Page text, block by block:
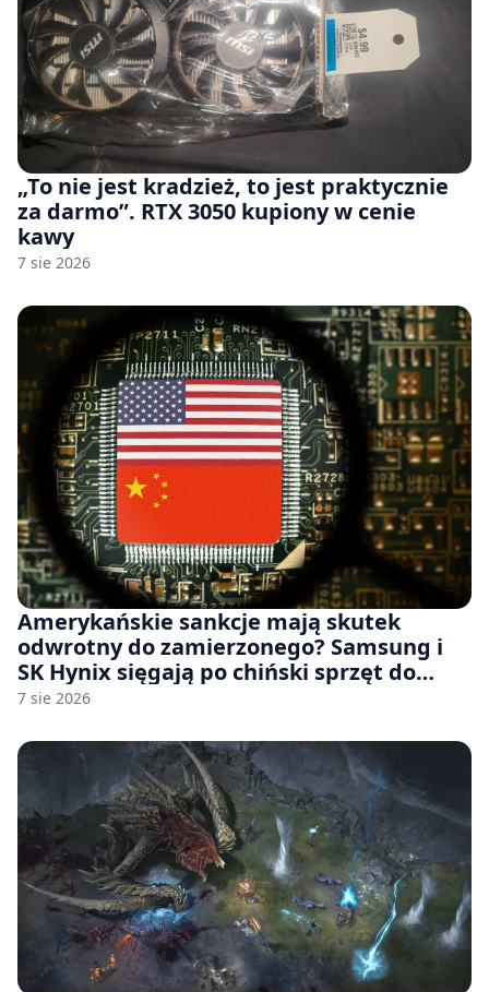
„To nie jest kradzież, to jest praktycznie
za darmo”. RTX 3050 kupiony w cenie
kawy
7 sie 2026
Amerykańskie sankcje mają skutek
odwrotny do zamierzonego? Samsung i
SK Hynix sięgają po chiński sprzęt do
fabryk chipów
7 sie 2026